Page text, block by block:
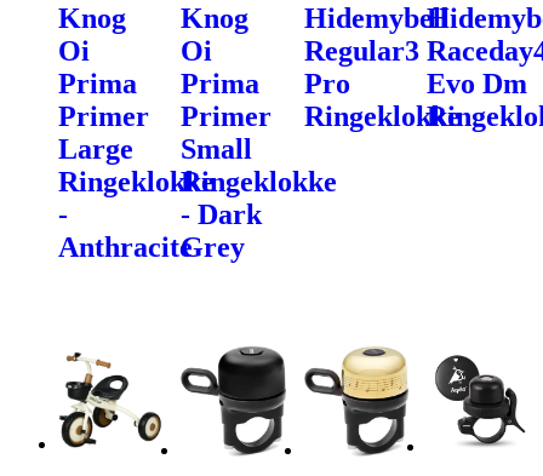
Knog
Oi
Prima
Primer
Large
Ringeklokke
-
Anthracite
Knog
Oi
Prima
Primer
Small
Ringeklokke
- Dark
Grey
Hidemybell
Regular3
Pro
Ringeklokke
Evo Dm